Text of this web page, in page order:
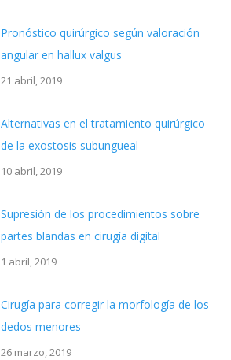
Pronóstico quirúrgico según valoración
angular en hallux valgus
21 abril, 2019
Alternativas en el tratamiento quirúrgico
de la exostosis subungueal
10 abril, 2019
Supresión de los procedimientos sobre
partes blandas en cirugía digital
1 abril, 2019
Cirugía para corregir la morfología de los
dedos menores
26 marzo, 2019